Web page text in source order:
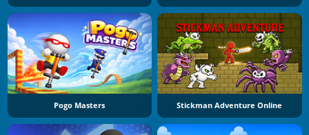
Pogo Masters Stickman Adventure Online